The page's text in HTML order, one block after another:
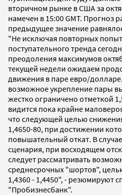
вторичном рынке в США за
намечен в 15:00 GMT. Прогноз
предыдущее значение
"Не исключая повторных
поступательного тренда
преодоления максимумов
текущей недели ожидаем
движения в паре евро/
возможное укрепление пары
жестко ограничено отметкой
видится пока крайне
что следующей целью
1,4650-80, при достижении
повышательный откат. В
сценария, при восходящем
следует рассматривать
среднесрочных "шортов",
1,4360 - 1,4450", - резюмируют
"Пробизнесбанк".